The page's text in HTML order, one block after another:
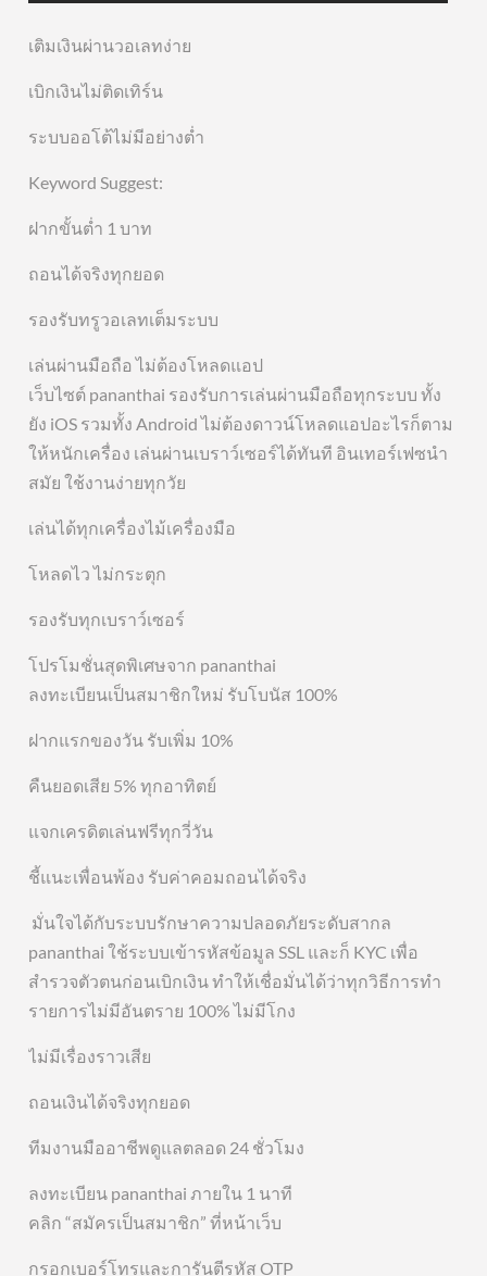
เติมเงินผ่านวอเลทง่าย
เบิกเงินไม่ติดเทิร์น
ระบบออโต้ไม่มีอย่างต่ำ
Keyword Suggest:
ฝากขั้นต่ำ 1 บาท
ถอนได้จริงทุกยอด
รองรับทรูวอเลทเต็มระบบ
เล่นผ่านมือถือ ไม่ต้องโหลดแอป
เว็บไซต์ pananthai รองรับการเล่นผ่านมือถือทุกระบบ ทั้ง
ยัง iOS รวมทั้ง Android ไม่ต้องดาวน์โหลดแอปอะไรก็ตาม
ให้หนักเครื่อง เล่นผ่านเบราว์เซอร์ได้ทันที อินเทอร์เฟซนำ
สมัย ใช้งานง่ายทุกวัย
เล่นได้ทุกเครื่องไม้เครื่องมือ
โหลดไว ไม่กระตุก
รองรับทุกเบราว์เซอร์
โปรโมชั่นสุดพิเศษจาก pananthai
ลงทะเบียนเป็นสมาชิกใหม่ รับโบนัส 100%
ฝากแรกของวัน รับเพิ่ม 10%
คืนยอดเสีย 5% ทุกอาทิตย์
แจกเครดิตเล่นฟรีทุกวี่วัน
ชี้แนะเพื่อนพ้อง รับค่าคอมถอนได้จริง
️ มั่นใจได้กับระบบรักษาความปลอดภัยระดับสากล
pananthai ใช้ระบบเข้ารหัสข้อมูล SSL และก็ KYC เพื่อ
สำรวจตัวตนก่อนเบิกเงิน ทำให้เชื่อมั่นได้ว่าทุกวิธีการทำ
รายการไม่มีอันตราย 100% ไม่มีโกง
ไม่มีเรื่องราวเสีย
ถอนเงินได้จริงทุกยอด
ทีมงานมืออาชีพดูแลตลอด 24 ชั่วโมง
ลงทะเบียน pananthai ภายใน 1 นาที
คลิก “สมัครเป็นสมาชิก” ที่หน้าเว็บ
กรอกเบอร์โทรและการันตีรหัส OTP